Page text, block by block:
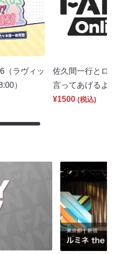
（ラヴィッ
）
佐久間一行とロ
言ってあげる
¥1500 (税込)